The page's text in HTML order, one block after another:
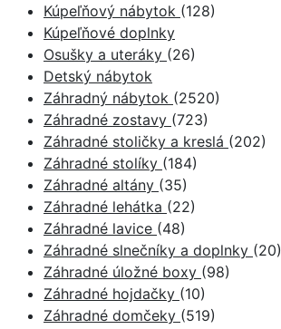
Kúpeľňový nábytok (128)
Kúpeľňové doplnky
Osušky a uteráky (26)
Detský nábytok
Záhradný nábytok (2520)
Záhradné zostavy (723)
Záhradné stoličky a kreslá (202)
Záhradné stolíky (184)
Záhradné altány (35)
Záhradné lehátka (22)
Záhradné lavice (48)
Záhradné slnečníky a doplnky (20)
Záhradné úložné boxy (98)
Záhradné hojdačky (10)
Záhradné domčeky (519)